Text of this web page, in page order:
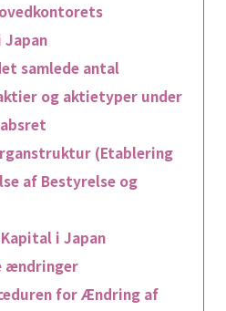
Japan
samlede antal
og aktietyper under
(Etablering
af Bestyrelse og
i Japan
ændringer
for Ændring af